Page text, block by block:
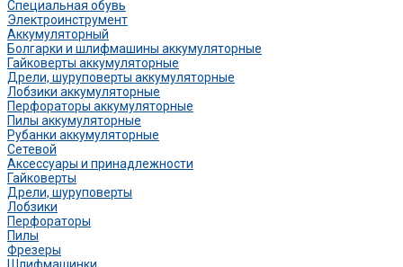
Специальная обувь
Электроинструмент
Аккумуляторный
Болгарки и шлифмашины аккумуляторные
Гайковерты аккумуляторные
Дрели, шуруповерты аккумуляторные
Лобзики аккумуляторные
Перфораторы аккумуляторные
Пилы аккумуляторные
Рубанки аккумуляторные
Сетевой
Аксессуары и принадлежности
Гайковерты
Дрели, шуруповерты
Лобзики
Перфораторы
Пилы
Фрезеры
Шлифмашинки